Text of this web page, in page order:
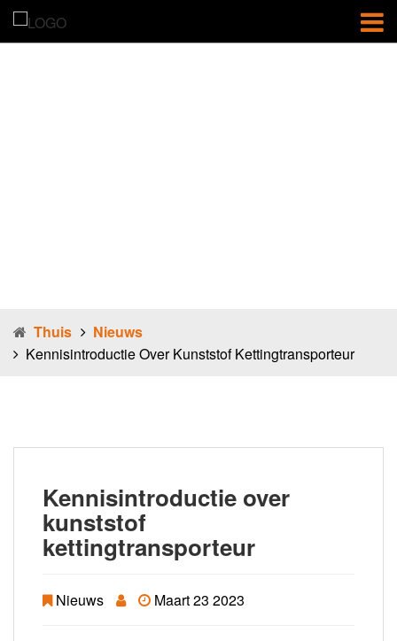
Thuis
Nieuws
Kennisintroductie Over Kunststof Kettingtransporteur
Kennisintroductie over
kunststof
kettingtransporteur
Nieuws Maart 23 2023